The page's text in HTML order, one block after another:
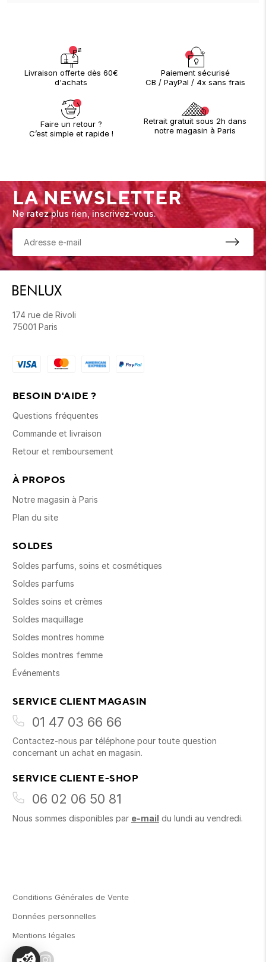
Livraison offerte dès 60€
d'achats
Paiement sécurisé
CB / PayPal / 4x sans frais
Faire un retour ?
C’est simple et rapide !
Retrait gratuit sous 2h dans
notre magasin à Paris
LA NEWSLETTER
Ne ratez plus rien, inscrivez-vous.
174 rue de Rivoli
75001 Paris
BESOIN D'AIDE ?
Questions fréquentes
Commande et livraison
Retour et remboursement
À PROPOS
Notre magasin à Paris
Plan du site
SOLDES
Soldes parfums, soins et cosmétiques
Soldes parfums
Soldes soins et crèmes
Soldes maquillage
Soldes montres homme
Soldes montres femme
Événements
SERVICE CLIENT MAGASIN
01 47 03 66 66
Contactez-nous par téléphone pour toute question
concernant un achat en magasin.
SERVICE CLIENT E-SHOP
06 02 06 50 81
Nous sommes disponibles par e-mail du lundi au vendredi.
Conditions Générales de Vente
Données personnelles
Mentions légales